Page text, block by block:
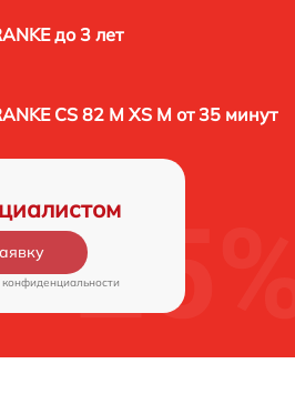
до 3 лет
CS 82 M XS M от 35 минут